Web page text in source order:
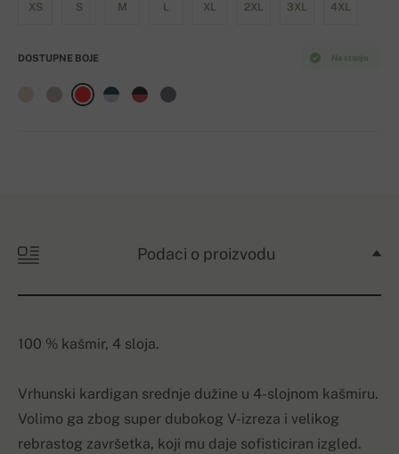
XS S M L XL 2XL 3XL 4XL
Na stanju
DOSTUPNE BOJE
Podaci o proizvodu
100 % kašmir, 4 sloja.
Vrhunski kardigan srednje dužine u 4-slojnom kašmiru.
Volimo ga zbog super dubokog V-izreza i velikog
rebrastog završetka, koji mu daje sofisticiran izgled.